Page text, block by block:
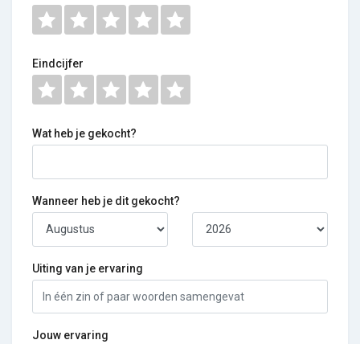
Eindcijfer
Wat heb je gekocht?
Wanneer heb je dit gekocht?
Uiting van je ervaring
Jouw ervaring